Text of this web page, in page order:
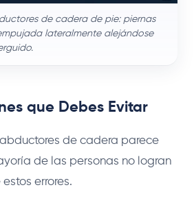
de cadera de pie: piernas
lateralmente alejándose
que Debes Evitar
de cadera parece
de las personas no logran
errores.